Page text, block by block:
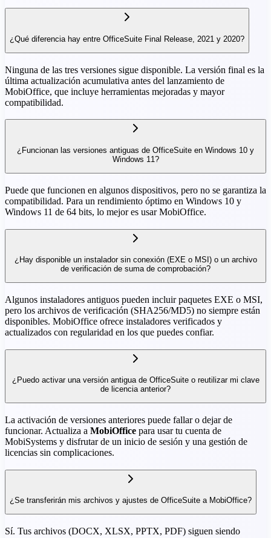
¿Qué diferencia hay entre OfficeSuite Final Release, 2021 y 2020?
Ninguna de las tres versiones sigue disponible. La versión final es la
última actualización acumulativa antes del lanzamiento de
MobiOffice, que incluye herramientas mejoradas y mayor
compatibilidad.
¿Funcionan las versiones antiguas de OfficeSuite en Windows 10 y
Windows 11?
Puede que funcionen en algunos dispositivos, pero no se garantiza la
compatibilidad. Para un rendimiento óptimo en Windows 10 y
Windows 11 de 64 bits, lo mejor es usar MobiOffice.
¿Hay disponible un instalador sin conexión (EXE o MSI) o un archivo
de verificación de suma de comprobación?
Algunos instaladores antiguos pueden incluir paquetes EXE o MSI,
pero los archivos de verificación (SHA256/MD5) no siempre están
disponibles. MobiOffice ofrece instaladores verificados y
actualizados con regularidad en los que puedes confiar.
¿Puedo activar una versión antigua de OfficeSuite o reutilizar mi clave
de licencia anterior?
La activación de versiones anteriores puede fallar o dejar de
funcionar. Actualiza a MobiOffice para usar tu cuenta de
MobiSystems y disfrutar de un inicio de sesión y una gestión de
licencias sin complicaciones.
¿Se transferirán mis archivos y ajustes de OfficeSuite a MobiOffice?
Sí. Tus archivos (DOCX, XLSX, PPTX, PDF) siguen siendo